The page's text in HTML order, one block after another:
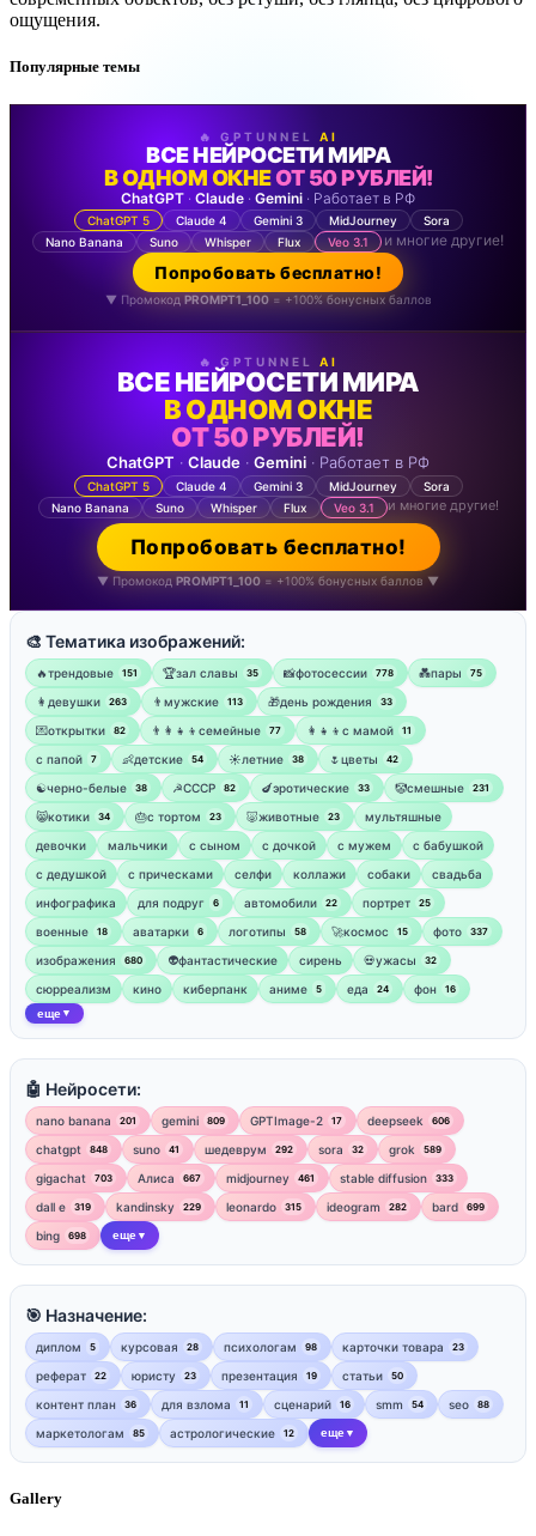
ощущения.
Популярные темы
🔥 GPTUNNEL AI
ВСЕ НЕЙРОСЕТИ МИРА
В ОДНОМ ОКНЕОТ 50 РУБЛЕЙ!
ChatGPT · Claude · Gemini · Работает в РФ
ChatGPT 5 Claude 4 Gemini 3 MidJourney
Sora
Nano Banana
Suno Whisper Flux Veo 3.1 и многие другие!
Попробовать бесплатно!
▼ Промокод PROMPT1_100= +100% бонусных баллов
🔥 GPTUNNEL AI
ВСЕ НЕЙРОСЕТИ МИРА
В ОДНОМ ОКНЕ
ОТ 50 РУБЛЕЙ!
ChatGPT · Claude · Gemini · Работает в РФ
ChatGPT 5 Claude 4 Gemini 3 MidJourney
Sora
Nano Banana
Suno Whisper Flux Veo 3.1 и многие другие!
Попробовать бесплатно!
▼ Промокод PROMPT1_100 = +100% бонусных баллов ▼
🎨 Тематика изображений:
🔥трендовые 151 🏆зал славы 35 📸фотосессии 778 💑пары 75
👩девушки 263 👨мужские 113 🎁день рождения 33
💌открытки 82 👨‍👩‍👧‍👦семейные 77 👩‍👧‍👦с мамой 11
‍с папой 7 👶детские 54 ☀️летние 38 🌷цветы 42
☯︎черно-белые 38 ☭СССР 82 🍆эротические 33 🤡смешные 231
😸котики 34 🎂с тортом 23 🐷животные 23
мультяшные
девочки
мальчики с сыном с дочкой с мужем
с бабушкой
с дедушкой
с прическами селфи коллажи собаки
свадьба
инфографика
для подруг 6 автомобили 22 портрет 25
военные 18 аватарки 6 логотипы 58 🚀космос 15 фото 337
изображения 680 👽фантастические сирень 💀ужасы 32
сюрреализм кино киберпанк аниме 5 еда 24 фон 16
еще ▼
🤖 Нейросети:
nano banana 201 gemini 809 GPTImage-2 17 deepseek 606
chatgpt 848 suno 41 шедеврум 292 sora 32 grok 589
gigachat 703 Алиса 667 midjourney 461 stable diffusion 333
dall e 319 kandinsky 229 leonardo 315 ideogram 282 bard 699
bing 698 еще ▼
🎯 Назначение:
диплом 5 курсовая 28 психологам 98 карточки товара 23
реферат 22 юристу 23 презентация 19 статьи 50
контент план 36 для взлома 11 сценарий 16 smm 54 seo 88
маркетологам 85 астрологические 12 еще ▼
Gallery